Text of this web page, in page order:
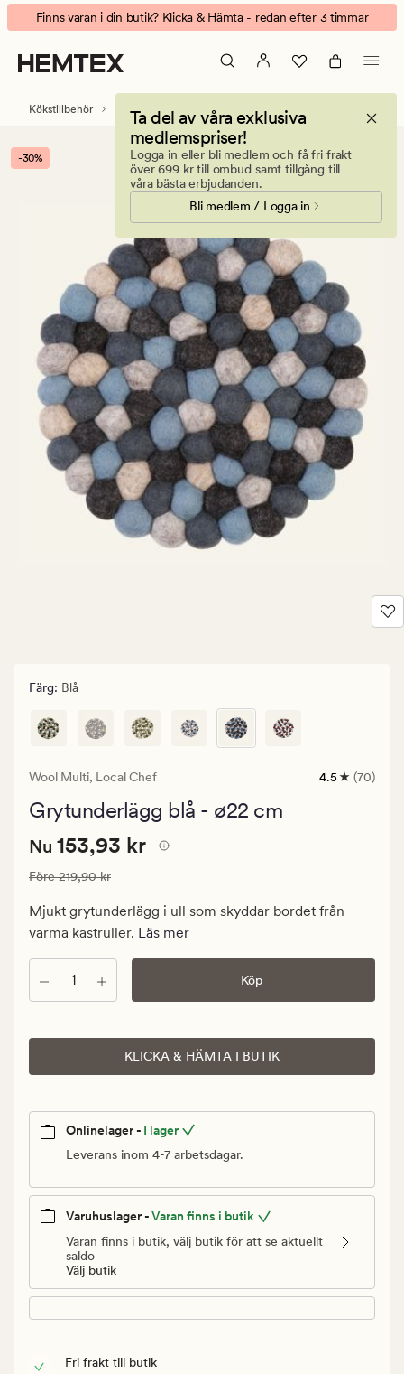
Wool
Multi
grytunderlägg
blå
Animerad
banner.
Klicka
på
att
pausa.
Finns varan i din butik? Klicka & Hämta - redan efter 3 timmar
Ta del av våra exklusiva
medlemspriser!
Logga in eller bli medlem och få fri frakt
över 699 kr till ombud samt tillgång till
våra bästa erbjudanden.
Bli medlem / Logga in
Kökstillbehör Grytunderlägg
-30%
Färg: Blå
Wool Multi, Local Chef
70
4.5 (70)
Grytunderlägg blå - ø22 cm
Nuvarande
153,93
kr.
Ordinarie
Nuvarande pris
Nu 153,93 kr
Ordinarie pris 219,90 kr
Före219,90 kr
Mjukt grytunderlägg i ull som skyddar bordet från
varma kastruller. Läs mer
Antal Köp
KLICKA & HÄMTA I BUTIK
Onlinelager - I lager
Leverans inom 4-7 arbetsdagar.
Varuhuslager -Varan finns i butik
Varan finns i butik, välj butik för att se aktuellt
saldo
Välj butik
Fri frakt till butik